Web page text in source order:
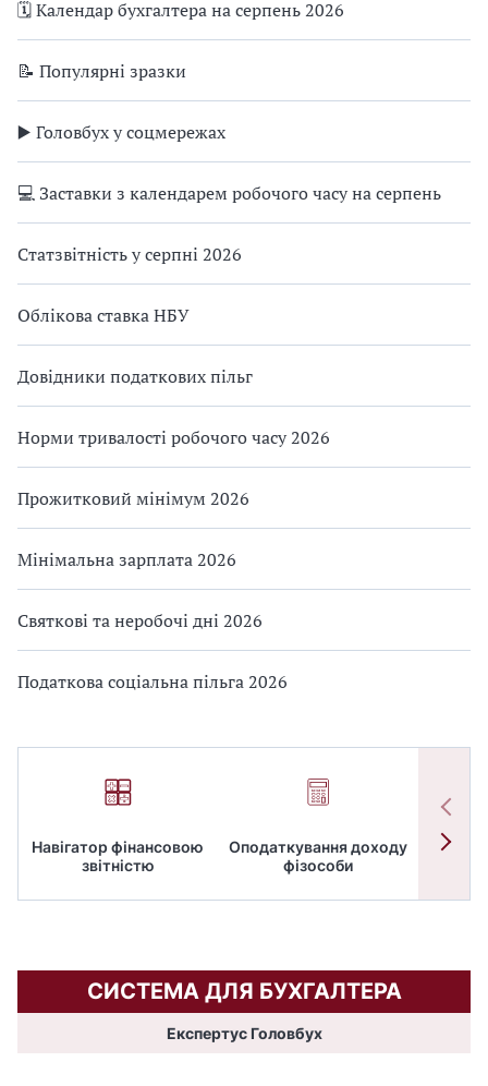
🗓️ Календар бухгалтера на серпень 2026
📝 Популярні зразки
▶️ Головбух у соцмережах
💻 Заставки з календарем робочого часу на серпень
Статзвітність у серпні 2026
Облікова ставка НБУ
Довідники податкових пільг
Норми тривалості робочого часу 2026
Прожитковий мінімум 2026
Мінімальна зарплата 2026
Святкові та неробочі дні 2026
Податкова соціальна пільга 2026
Навігатор фінансовою
звітністю
Оподаткування доходу
фізособи
СИСТЕМА ДЛЯ БУХГАЛТЕРА
Експертус Головбух